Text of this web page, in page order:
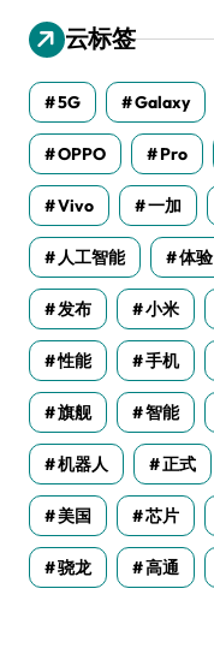
云标签
5G Galaxy
OPPO Pro
Vivo 一加
人工智能 体验
发布 小米
性能 手机
旗舰 智能
机器人 正式
美国 芯片
骁龙 高通